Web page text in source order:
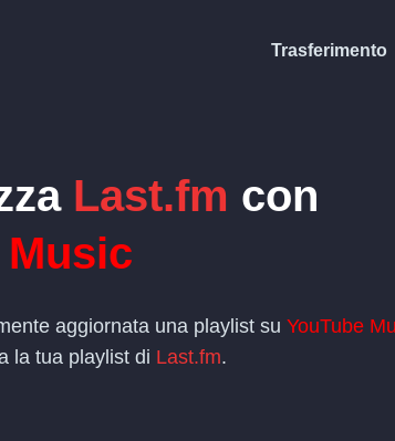
Trasferimento
Last.fm con
Music
aggiornata una playlist su YouTube
la tua playlist di Last.fm.